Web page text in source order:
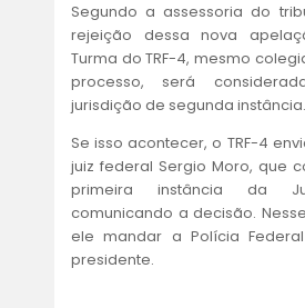
Segundo a assessoria do
rejeição dessa nova
Turma do TRF-4, mesmo
processo, será
jurisdição de segunda instância.
Se isso acontecer, o TRF-4
juiz federal Sergio Moro, que
primeira instância da
comunicando a decisão.
ele mandar a Polícia
presidente.